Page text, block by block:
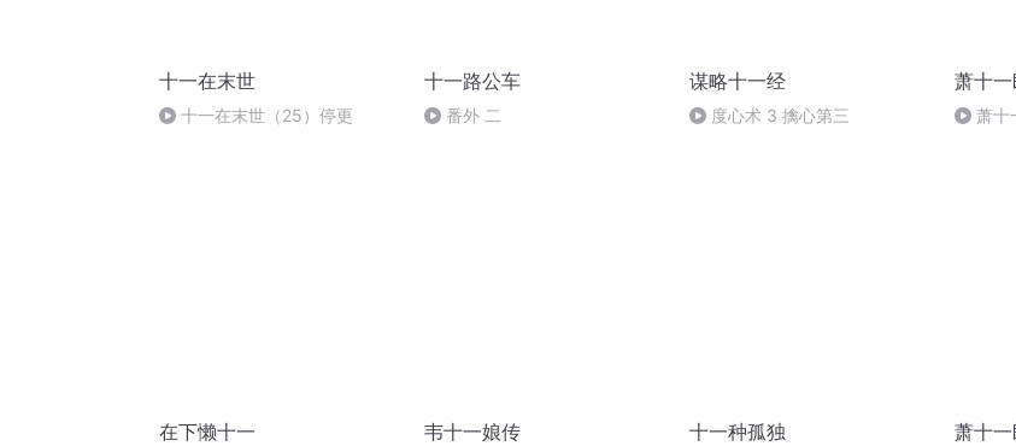
十一在末世
十一在末世（25）停更
十一路公车
番外 二
谋略十一经
度心术 3 擒心第三
萧十一
萧十
在下懒十一 韦十一娘传 十一种孤独 萧十一